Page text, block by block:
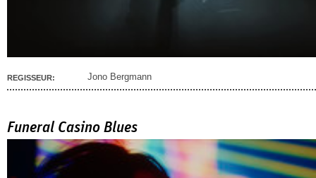
REGISSEUR: Jono Bergmann
Funeral Casino Blues